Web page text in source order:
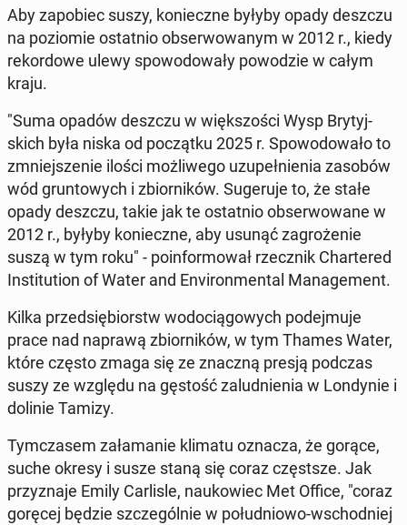
Aby za­po­biec suszy, ko­niecz­ne byłyby opady deszczu
na po­zio­mie ostat­nio ob­ser­wo­wa­nym w 2012 r., kiedy
re­kor­do­we ulewy spo­wo­do­wa­ły po­wo­dzie w całym
kraju.
"Suma opadów deszczu w więk­szo­ści Wysp Bry­tyj­
skich była niska od po­cząt­ku 2025 r. Spo­wo­do­wa­ło to
zmniej­sze­nie ilości moż­li­we­go uzu­peł­nie­nia zasobów
wód grun­to­wych i zbior­ni­ków. Su­ge­ru­je to, że stałe
opady deszczu, takie jak te ostat­nio ob­ser­wo­wa­ne w
2012 r., byłyby ko­niecz­ne, aby usunąć za­gro­że­nie
suszą w tym roku" - po­in­for­mo­wał rzecz­nik Char­te­red
In­sti­tu­tion of Water and Envi­ron­men­tal Ma­na­ge­ment.
Kilka przed­się­biorstw wo­do­cią­go­wych po­dej­mu­je
prace nad naprawą zbior­ni­ków, w tym Thames Water,
które często zmaga się ze znaczną presją podczas
suszy ze względu na gęstość za­lud­nie­nia w Lon­dy­nie i
dolinie Tamizy.
Tym­cza­sem za­ła­ma­nie klimatu oznacza, że ​​go­rą­ce,
suche okresy i susze staną się coraz częst­sze. Jak
przy­zna­je Emily Car­li­sle, na­uko­wiec Met Office, "coraz
goręcej będzie szcze­gól­nie w po­łu­dnio­wo-wschod­niej